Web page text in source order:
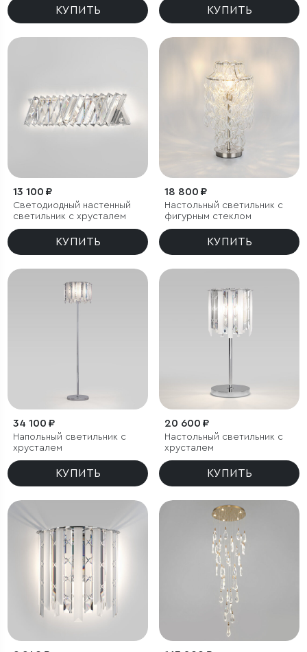
КУПИТЬ КУПИТЬ
13 100 ₽
Светодиодный настенный
светильник с хрусталем
КУПИТЬ
18 800 ₽
Настольный светильник с
фигурным стеклом
КУПИТЬ
34 100 ₽
Напольный светильник с
хрусталем
КУПИТЬ
20 600 ₽
Настольный светильник с
хрусталем
КУПИТЬ